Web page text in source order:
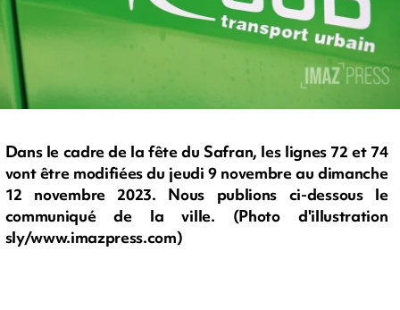
Dans le cadre de la fête du Safran, les lignes 72 et 74
vont être modifiées du jeudi 9 novembre au dimanche
12 novembre 2023. Nous publions ci-dessous le
communiqué de la ville. (Photo d'illustration
sly/www.imazpress.com)